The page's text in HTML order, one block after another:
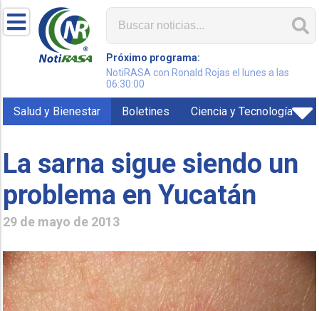
Próximo programa:
NotiRASA con Ronald Rojas el lunes a las
06:30:00
Salud y Bienestar Boletines Ciencia y Tecnología
La sarna sigue siendo un
problema en Yucatán
29 de mayo de 2013